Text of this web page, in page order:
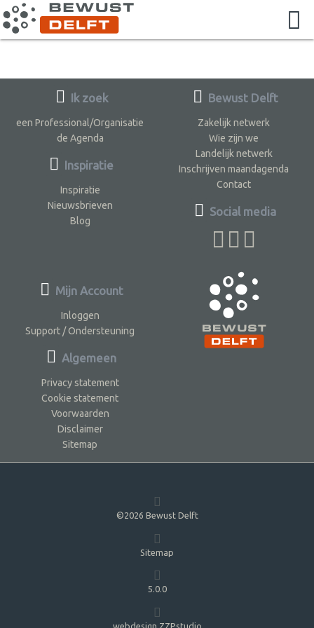
Ik zoek
een Professional/Organisatie
de Agenda
Inspiratie
Inspiratie
Nieuwsbrieven
Blog
Bewust Delft
Zakelijk netwerk
Wie zijn we
Landelijk netwerk
Inschrijven maandagenda
Contact
Social media
Mijn Account
Inloggen
Support / Ondersteuning
Algemeen
Privacy statement
Cookie statement
Voorwaarden
Disclaimer
Sitemap
©2026 Bewust Delft
Sitemap
5.0.0
webdesign ZZPstudio